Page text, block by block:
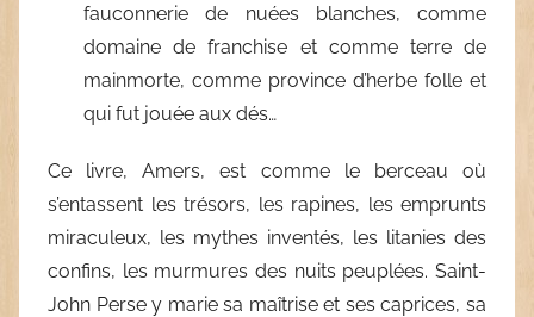
fauconnerie de nuées blanches, comme
domaine de franchise et comme terre de
mainmorte, comme province d’herbe folle et
qui fut jouée aux dés…
Ce livre,Amers, est comme le berceau où
s’entassent les trésors, les rapines, les emprunts
miraculeux, les mythes inventés, les litanies des
confins, les murmures des nuits peuplées. Saint-
John Perse y marie sa maîtrise et ses caprices, sa